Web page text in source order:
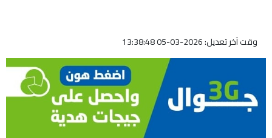
وقت آخر تعديل: 2026-03-05 13:38:48